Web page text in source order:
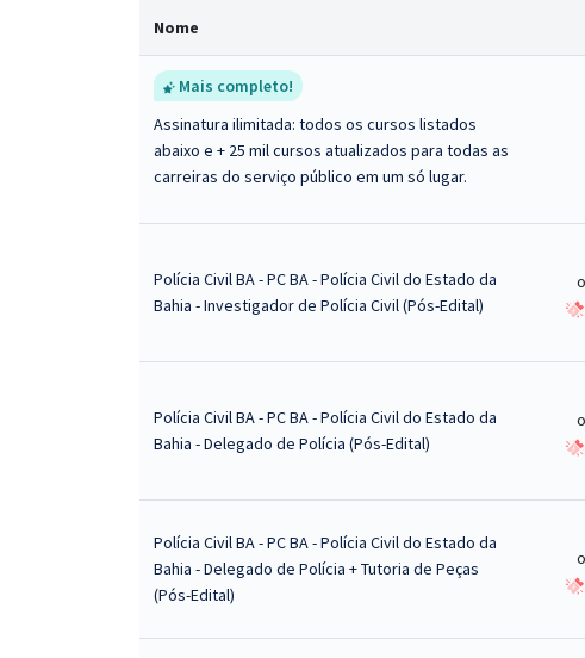
Nome
Mais completo!
Assinatura ilimitada: todos os cursos listados
abaixo e + 25 mil cursos atualizados para todas as
carreiras do serviço público em um só lugar.
Polícia Civil BA - PC BA - Polícia Civil do Estado da
Bahia - Investigador de Polícia Civil (Pós-Edital)
Polícia Civil BA - PC BA - Polícia Civil do Estado da
Bahia - Delegado de Polícia (Pós-Edital)
Polícia Civil BA - PC BA - Polícia Civil do Estado da
Bahia - Delegado de Polícia + Tutoria de Peças
(Pós-Edital)